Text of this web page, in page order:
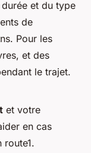
et du type
de
Pour les
et des
le trajet.
et votre
en cas
route1.